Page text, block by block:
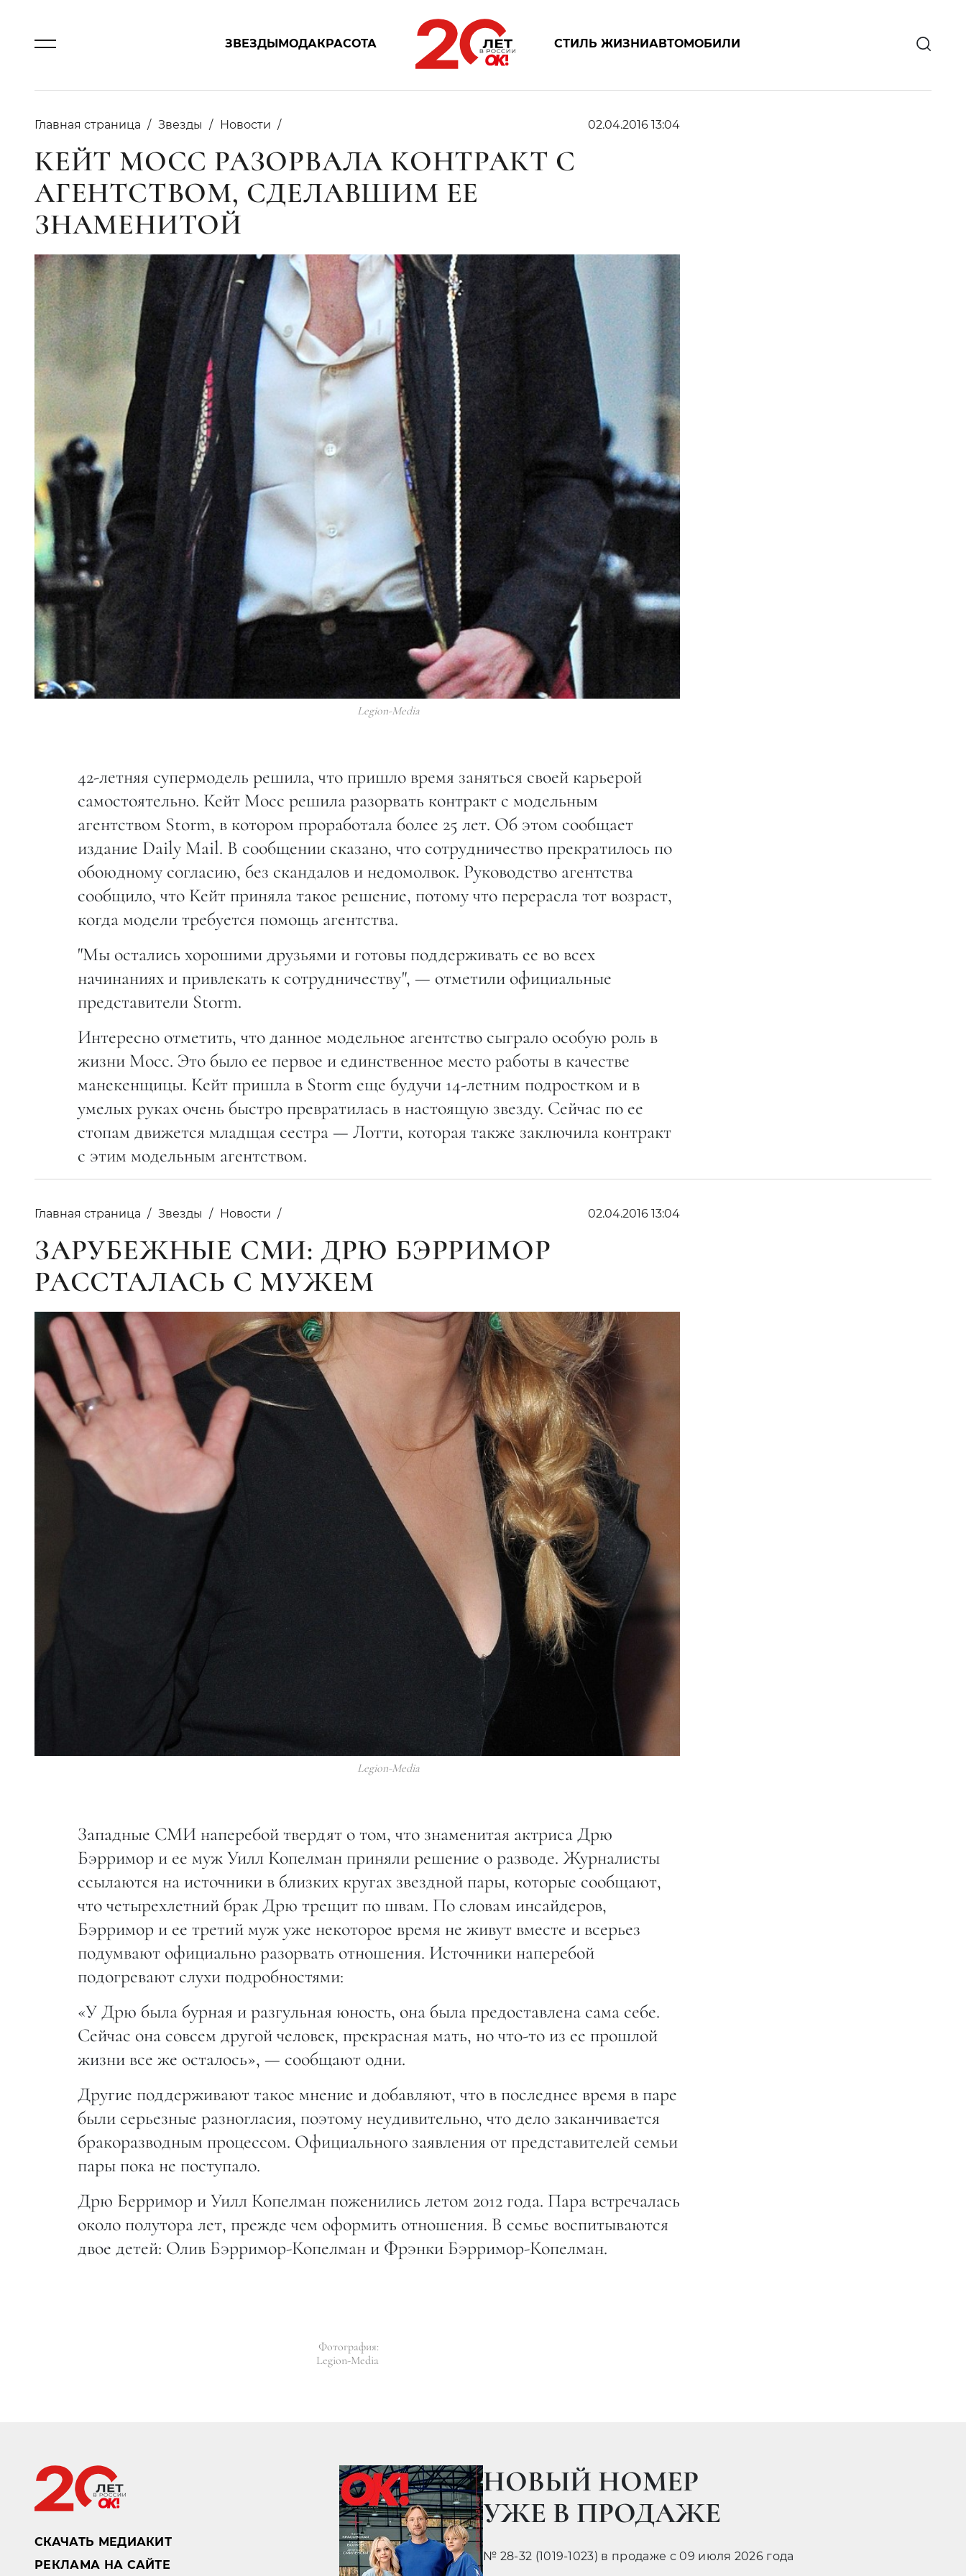
ЗВЕЗДЫМОДАКРАСОТА СТИЛЬ ЖИЗНИАВТОМОБИЛИ
Главная страница Звезды Новости 02.04.2016 13:04
КЕЙТ МОСС РАЗОРВАЛА КОНТРАКТ С
АГЕНТСТВОМ, СДЕЛАВШИМ ЕЕ
ЗНАМЕНИТОЙ
Legion-Media
42-летняя супермодель решила, что пришло время заняться своей карьерой
самостоятельно. Кейт Мосс решила разорвать контракт с модельным
агентством Storm, в котором проработала более 25 лет. Об этом сообщает
издание Daily Mail. В сообщении сказано, что сотрудничество прекратилось по
обоюдному согласию, без скандалов и недомолвок. Руководство агентства
сообщило, что Кейт приняла такое решение, потому что перерасла тот возраст,
когда модели требуется помощь агентства.
"Мы остались хорошими друзьями и готовы поддерживать ее во всех
начинаниях и привлекать к сотрудничеству", — отметили официальные
представители Storm.
Интересно отметить, что данное модельное агентство сыграло особую роль в
жизни Мосс. Это было ее первое и единственное место работы в качестве
манекенщицы. Кейт пришла в Storm еще будучи 14-летним подростком и в
умелых руках очень быстро превратилась в настоящую звезду. Сейчас по ее
стопам движется младщая сестра — Лотти, которая также заключила контракт
с этим модельным агентством.
Главная страница Звезды Новости 02.04.2016 13:04
ЗАРУБЕЖНЫЕ СМИ: ДРЮ БЭРРИМОР
РАССТАЛАСЬ С МУЖЕМ
Legion-Media
Западные СМИ наперебой твердят о том, что знаменитая актриса Дрю
Бэрримор и ее муж Уилл Копелман приняли решение о разводе. Журналисты
ссылаются на источники в близких кругах звездной пары, которые сообщают,
что четырехлетний брак Дрю трещит по швам. По словам инсайдеров,
Бэрримор и ее третий муж уже некоторое время не живут вместе и всерьез
подумвают официально разорвать отношения. Источники наперебой
подогревают слухи подробностями:
«У Дрю была бурная и разгульная юность, она была предоставлена сама себе.
Сейчас она совсем другой человек, прекрасная мать, но что-то из ее прошлой
жизни все же осталось», — сообщают одни.
Другие поддерживают такое мнение и добавляют, что в последнее время в паре
были серьезные разногласия, поэтому неудивительно, что дело заканчивается
бракоразводным процессом. Официального заявления от представителей семьи
пары пока не поступало.
Дрю Берримор и Уилл Копелман поженились летом 2012 года. Пара встречалась
около полутора лет, прежде чем оформить отношения. В семье воспитываются
двое детей: Олив Бэрримор-Копелман и Фрэнки Бэрримор-Копелман.
Фотография:
Legion-Media
СКАЧАТЬ МЕДИАКИТ
РЕКЛАМА НА САЙТЕ
НОВЫЙ НОМЕР
УЖЕ В ПРОДАЖЕ
№ 28-32 (1019-1023) в продаже с 09 июля 2026 года